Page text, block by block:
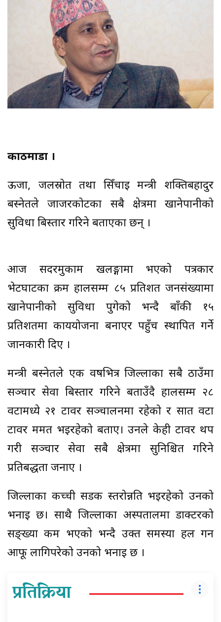
काठमाडौं ।
ऊर्जा, जलस्रोत तथा सिँचाइ मन्त्री शक्तिबहादुर
बस्नेतले जाजरकोटका सबै क्षेत्रमा खानेपानीको
सुविधा बिस्तार गरिने बताएका छन् ।
आज सदरमुकाम खलङ्गामा भएको पत्रकार
भेटघाटका क्रम हालसम्म ८५ प्रतिशत जनसंख्यामा
खानेपानीको सुविधा पुगेको भन्दै बाँकी १५
प्रतिशतमा कार्ययोजना बनाएर पहुँच स्थापित गर्ने
जानकारी दिए ।
मन्त्री बस्नेतले एक वर्षभित्र जिल्लाका सबै ठाउँमा
सञ्चार सेवा बिस्तार गरिने बताउँदै हालसम्म २८
वटामध्ये २१ टावर सञ्चालनमा रहेको र सात वटा
टावर मर्मत भइरहेको बताए। उनले केही टावर थप
गरी सञ्चार सेवा सबै क्षेत्रमा सुनिश्चित गरिने
प्रतिबद्धता जनाए ।
जिल्लाका कच्ची सडक स्तरोन्नति भइरहेको उनको
भनाइ छ। साथै जिल्लाका अस्पतालमा डाक्टरको
सङ्ख्या कम भएको भन्दै उक्त समस्या हल गर्न
आफू लागिपरेको उनको भनाइ छ ।
प्रतिक्रिया